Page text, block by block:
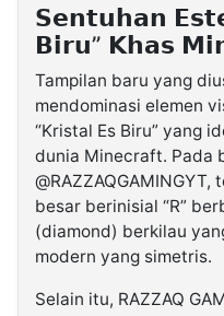
𝗦𝗲𝗻𝘁𝘂𝗵𝗮𝗻
𝗕𝗶𝗿𝘂” 𝗞𝗵𝗮𝘀
Tampilan baru yang
mendominasi elemen
“Kristal Es Biru” yang
dunia Minecraft. Pada
besar berinisial “R”
(diamond) berkilau
modern yang simetris.
Selain itu, RAZZAQ